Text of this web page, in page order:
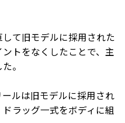
て旧モデルに採用された
トをなくしたことで、主
。
ルは旧モデルに採用され
ラッグ一式をボディに組